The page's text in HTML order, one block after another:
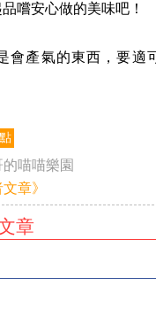
嚐安心做的美味吧！
會產氣的東西，要適
喵喵樂園
章》
章